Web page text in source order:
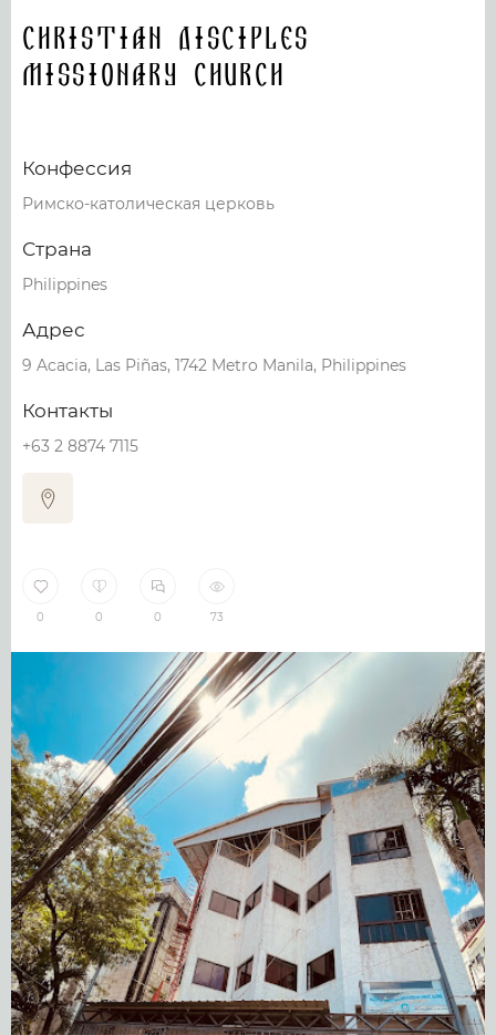
Christian Disciples
Missionary Church
Конфессия
Римско-католическая церковь
Страна
Philippines
Адрес
9 Acacia, Las Piñas, 1742 Metro Manila, Philippines
Контакты
+63 2 8874 7115
0 0 0 73